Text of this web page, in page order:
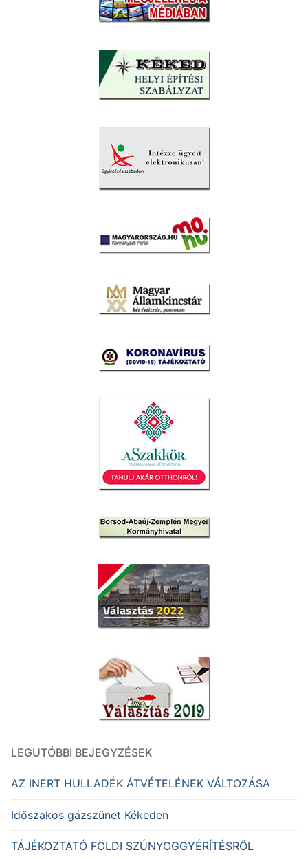
LEGUTÓBBI BEJEGYZÉSEK
AZ INERT HULLADÉK ÁTVÉTELÉNEK VÁLTOZÁSA
Időszakos gázszünet Kékeden
TÁJÉKOZTATÓ FÖLDI SZÚNYOGGYÉRÍTÉSRŐL